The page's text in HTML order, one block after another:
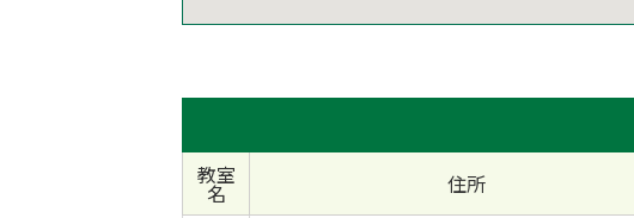
教室
名 住所